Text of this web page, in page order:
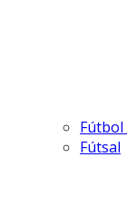
Fútbol
Fútsal